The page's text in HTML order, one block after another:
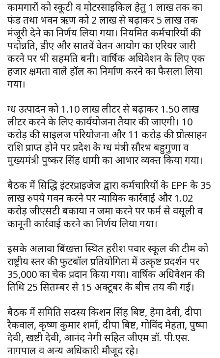
कामगारों को स्कूटी व मोटरसाइकिल हेतु ₹1 लाख तक का
फंड तथा भवन ऋण को ₹2 लाख से बढ़ाकर ₹5 लाख तक
मंजूरी देने का निर्णय लिया गया। नियमित कर्मचारियों की
पदोन्नति, डीए और सातवें वेतन आयोग का एरियर जारी
करने पर भी सहमति बनी। वार्षिक अधिवेशन के लिए एक
हजार क्षमता वाले हॉल का निर्माण करने का फैसला लिया
गया।
दुग्ध उत्पादन को 1.10 लाख लीटर से बढ़ाकर 1.50 लाख
लीटर करने के लिए कार्ययोजना तैयार की जाएगी। 10
करोड़ की साइलज परियोजना और 11 करोड़ की प्रोत्साहन
राशि प्राप्त होने पर प्रदेश के दुग्ध मंत्री सौरभ बहुगुणा व
मुख्यमंत्री पुष्कर सिंह धामी का आभार व्यक्त किया गया।
बैठक में सिद्धि इंटरप्राइजेज द्वारा कर्मचारियों के EPF के 35
लाख रुपये गवन करने पर न्यायिक कार्रवाई और ₹1.02
करोड़ जीएसटी बकाया न जमा करने पर फर्म से वसूली व
कानूनी कार्रवाई करने का निर्णय लिया गया।
इसके अलावा बिंदुखत्ता स्थित हरीश पवार स्कूल की टीम को
राष्ट्रीय स्तर की फुटबॉल प्रतियोगिता में उत्कृष्ट प्रदर्शन पर
₹35,000 का चेक प्रदान किया गया। वार्षिक अधिवेशन की
तिथि 25 सितम्बर से 15 अक्टूबर के बीच तय की गई।
बैठक में समिति सदस्य किशन सिंह बिष्ट, हेमा देवी, दीपा
रैकवाल, कृष्ण कुमार शर्मा, दीपा बिष्ट, गोविंद मेहता, पुष्पा
देवी, खष्टी देवी, आनंद नेगी सहित जीएम डॉ. पी.एस.
नागपाल व अन्य अधिकारी मौजूद रहे।